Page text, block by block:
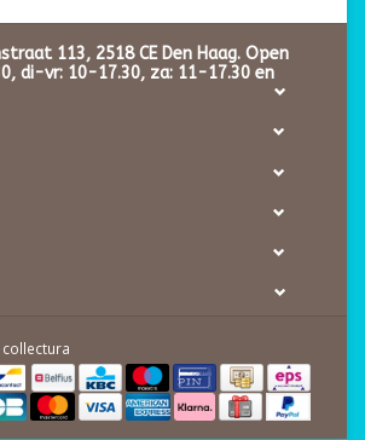
113, 2518 CE Den Haag. Open
di-vr: 10-17.30, za: 11-17.30 en